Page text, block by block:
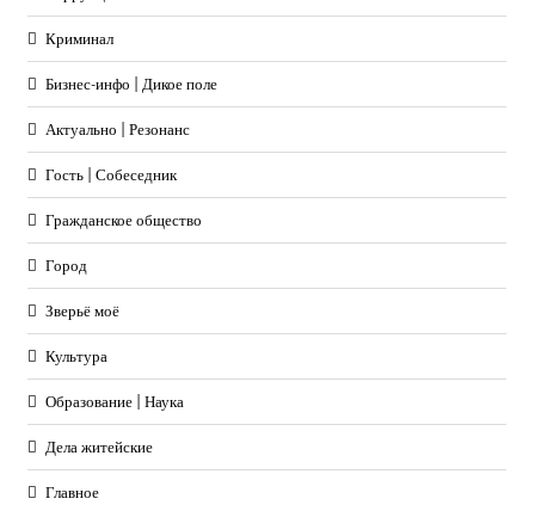
Криминал
Бизнес-инфо | Дикое поле
Актуально | Резонанс
Гость | Собеседник
Гражданское общество
Город
Зверьё моё
Культура
Образование | Наука
Дела житейские
Главное